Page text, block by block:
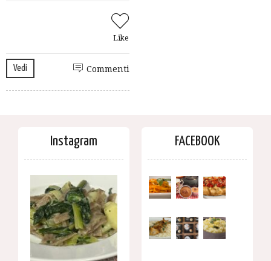
Like
Vedi Commenti
Instagram FACEBOOK